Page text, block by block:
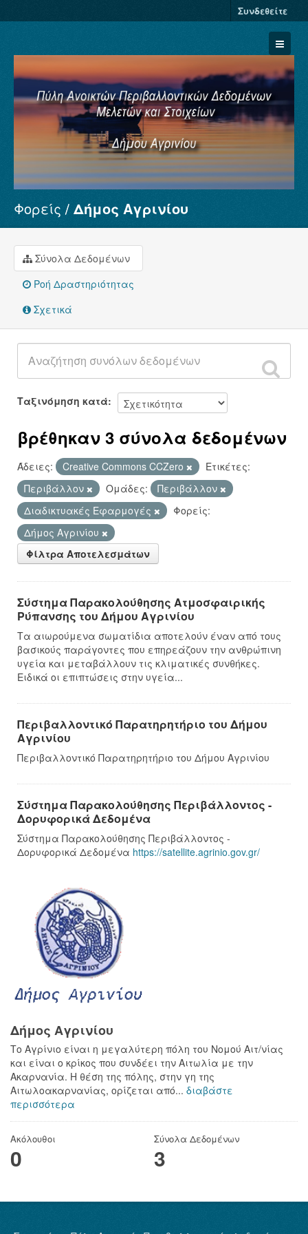
Συνδεθείτε
Σύνολα Δεδομένων
Φορείς
Ομάδες
Σχετικά
Φορείς Δήμος Αγρινίου
Σύνολα Δεδομένων
Ροή Δραστηριότητας
Σχετικά
Ταξινόμηση κατά
βρέθηκαν 3 σύνολα δεδομένων
Άδειες: Creative Commons CCZero
Ετικέτες:
Περιβάλλον
Ομάδες:
Περιβάλλον
Διαδικτυακές Εφαρμογές
Φορείς:
Δήμος Αγρινίου
Φίλτρα Αποτελεσμάτων
Σύστημα Παρακολούθησης Ατμοσφαιρικής
Ρύπανσης του Δήμου Αγρινίου
Τα αιωρούμενα σωματίδια αποτελούν έναν από τους
βασικούς παράγοντες που επηρεάζουν την ανθρώπινη
υγεία και μεταβάλλουν τις κλιματικές συνθήκες.
Ειδικά οι επιπτώσεις στην υγεία...
Περιβαλλοντικό Παρατηρητήριο του Δήμου
Αγρινίου
Περιβαλλοντικό Παρατηρητήριο του Δήμου Αγρινίου
Σύστημα Παρακολούθησης Περιβάλλοντος -
Δορυφορικά Δεδομένα
Σύστημα Παρακολούθησης Περιβάλλοντος -
Δορυφορικά Δεδομένα https://satellite.agrinio.gov.gr/
Δήμος Αγρινίου
Το Αγρίνιο είναι η μεγαλύτερη πόλη του Νομού Αιτ/νίας
και είναι ο κρίκος που συνδέει την Αιτωλία με την
Ακαρνανία. Η θέση της πόλης, στην γη της
Αιτωλοακαρνανίας, ορίζεται από... διαβάστε
περισσότερα
Ακόλουθοι
0
Σύνολα Δεδομένων
3